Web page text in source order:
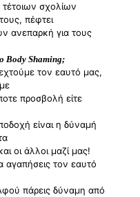
σχολίων
πέφτει
ανεπαρκή για τους
Body Shaming;
τον εαυτό μας,
προσβολή είτε
είναι η δύναμή
οι άλλοι μαζί μας!
αγαπήσεις τον εαυτό
πάρεις δύναμη από